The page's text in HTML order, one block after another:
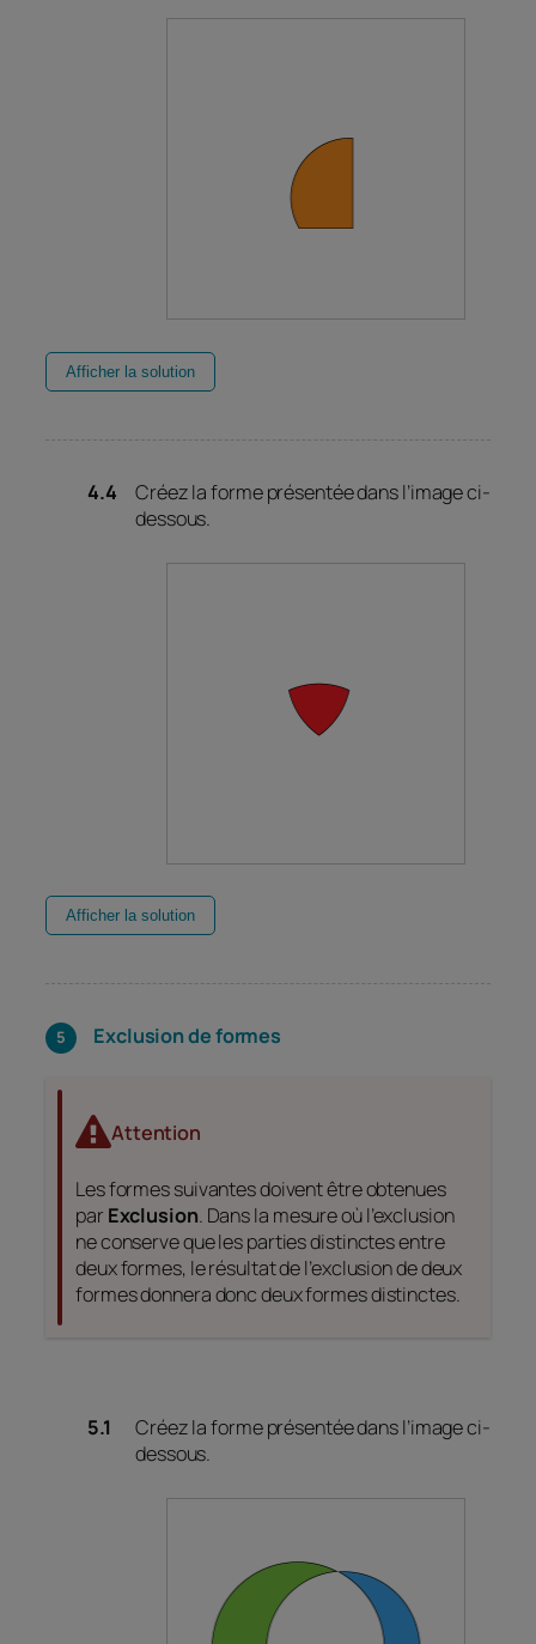
Afficher la solution
Créez la forme présentée dans l’image ci-
dessous.
Afficher la solution
Exclusion de formes
Attention
Les formes suivantes doivent être obtenues
parExclusion. Dans la mesure où l’exclusion
ne conserve que les parties distinctes entre
deux formes, le résultat de l’exclusion de deux
formes donnera donc deux formes distinctes.
Créez la forme présentée dans l’image ci-
dessous.